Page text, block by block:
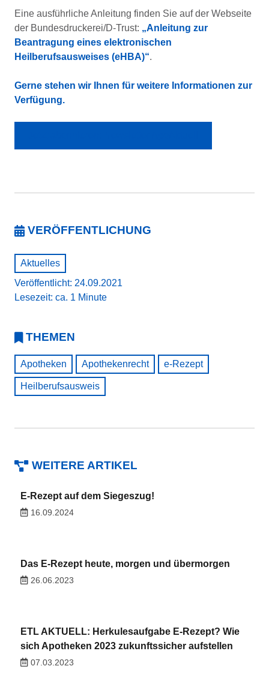
Eine ausführliche Anleitung finden Sie auf der Webseite
der Bundesdruckerei/D-Trust: „Anleitung zur
Beantragung eines elektronischen
Heilberufsausweises (eHBA)“.
Gerne stehen wir Ihnen für weitere Informationen zur
Verfügung.
VERÖFFENTLICHUNG
Aktuelles
Veröffentlicht: 24.09.2021
Lesezeit: ca. 1 Minute
THEMEN
Apotheken Apothekenrecht e-Rezept
Heilberufsausweis
WEITERE ARTIKEL
E-Rezept auf dem Siegeszug!
16.09.2024
Das E-Rezept heute, morgen und übermorgen
26.06.2023
ETL AKTUELL: Herkulesaufgabe E-Rezept? Wie
sich Apotheken 2023 zukunftssicher aufstellen
07.03.2023